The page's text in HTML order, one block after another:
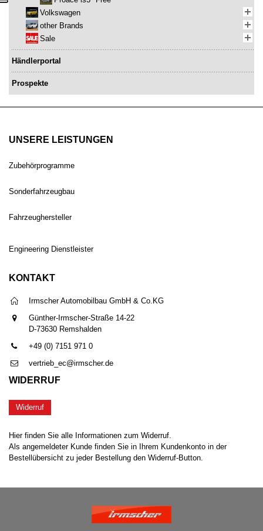
Volkswagen
other Brands
Sale
Händlerportal
Prospekte
UNSERE LEISTUNGEN
Zubehörprogramme
Sonderfahrzeugbau
Fahrzeughersteller
Engineering Dienstleister
KONTAKT
Irmscher Automobilbau GmbH & Co.KG
Günther-Irmscher-Straße 14-22
D-73630 Remshalden
+49 (0) 7151 971 0
vertrieb_ec@irmscher.de
WIDERRUF
Widerruf
Hier finden Sie alle Informationen zum Widerruf.
Als angemeldeter Kunde finden Sie in Ihrem Kundenkonto in der
Bestellübersicht zu jeder Bestellung den Widerruf-Button.